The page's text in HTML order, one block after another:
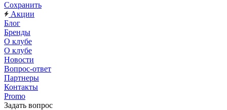
Сохранить
Акции
Блог
Бренды
О клубе
О клубе
Новости
Вопрос-ответ
Партнеры
Контакты
Promo
Задать вопрос